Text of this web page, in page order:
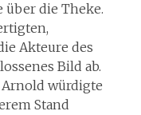
über die Theke.
Akteure des
Bild ab.
würdigte
Stand